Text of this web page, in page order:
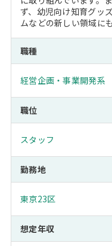
ず、幼児向け知育グッ
ムなどの新しい領域に
職種
経営企画・事業開発系
職位
スタッフ
勤務地
東京23区
想定年収